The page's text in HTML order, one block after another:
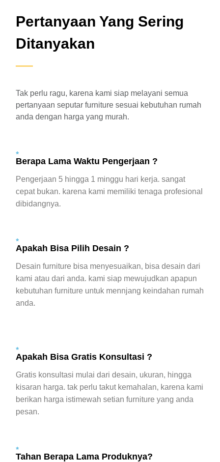
Pertanyaan Yang Sering
Ditanyakan
Tak perlu ragu, karena kami siap melayani semua
pertanyaan seputar furniture sesuai kebutuhan rumah
anda dengan harga yang murah.
Berapa Lama Waktu Pengerjaan ?
Pengerjaan 5 hingga 1 minggu hari kerja. sangat
cepat bukan. karena kami memiliki tenaga profesional
dibidangnya.
Apakah Bisa Pilih Desain ?
Desain furniture bisa menyesuaikan, bisa desain dari
kami atau dari anda. kami siap mewujudkan apapun
kebutuhan furniture untuk mennjang keindahan rumah
anda.
Apakah Bisa Gratis Konsultasi ?
Gratis konsultasi mulai dari desain, ukuran, hingga
kisaran harga. tak perlu takut kemahalan, karena kami
berikan harga istimewah setian furniture yang anda
pesan.
Tahan Berapa Lama Produknya?